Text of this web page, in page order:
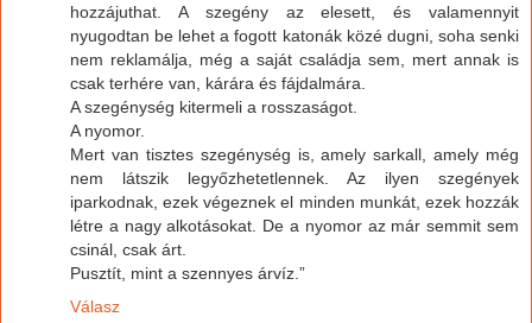
hozzájuthat. A szegény az elesett, és valamennyit
nyugodtan be lehet a fogott katonák közé dugni, soha senki
nem reklamálja, még a saját családja sem, mert annak is
csak terhére van, kárára és fájdalmára.
A szegénység kitermeli a rosszaságot.
A nyomor.
Mert van tisztes szegénység is, amely sarkall, amely még
nem látszik legyőzhetetlennek. Az ilyen szegények
iparkodnak, ezek végeznek el minden munkát, ezek hozzák
létre a nagy alkotásokat. De a nyomor az már semmit sem
csinál, csak árt.
Pusztít, mint a szennyes árvíz.”
Válasz